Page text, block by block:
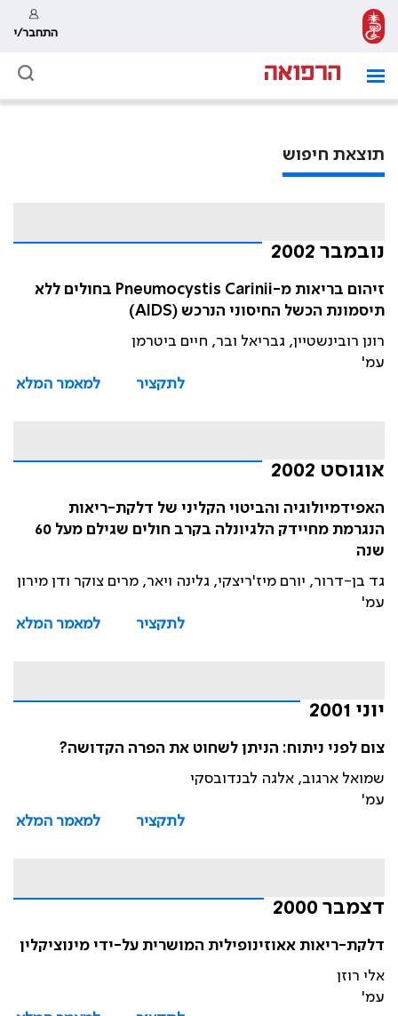
התחבר/י
תוצאת חיפוש
נובמבר 2002
זיהום בריאות מ-Pneumocystis Carinii בחולים ללא
תיסמונת הכשל החיסוני הנרכש (AIDS)
רונן רובינשטיין, גבריאל ובר, חיים ביטרמן
עמ'
לתקציר
למאמר המלא
אוגוסט 2002
האפידמיולוגיה והביטוי הקליני של דלקת-ריאות
הנגרמת מחיידק הלגיונלה בקרב חולים שגילם מעל 60
שנה
גד בן-דרור, יורם מיז'ריצקי, גלינה ויאר, מרים צוקר ודן מירון
עמ'
לתקציר
למאמר המלא
יוני 2001
צום לפני ניתוח: הניתן לשחוט את הפרה הקדושה?
שמואל ארגוב, אלגה לבנדובסקי
עמ'
לתקציר
למאמר המלא
דצמבר 2000
דלקת-ריאות אאוזינופילית המושרית על-ידי מינוציקלין
אלי רוזן
עמ'